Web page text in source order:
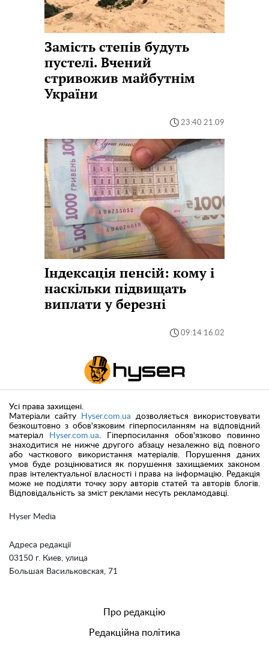
Замість степів будуть
пустелі. Вчений
стривожив майбутнім
України
23:40 21.09
Індексація пенсій: кому і
наскільки підвищать
виплати у березні
09:14 16.02
Hyser Media
Адреса редакції
03150 г. Киев, улица
Большая Васильковская, 71
Усі права захищені.
Матеріали сайту
Hyser.com.ua дозволяється використовувати
безкоштовно з обов'язковим гіперпосиланням на відповідний
матеріал
Hyser.com.ua. Гіперпосилання обов'язково повинно
знаходитися не нижче другого абзацу незалежно від повного
або часткового використання матеріалів. Порушення даних
умов буде розцінюватися як порушення захищаемих законом
прав інтелектуальної власності і права на інформацію. Редакція
може не поділяти точку зору авторів статей та авторів блогів.
Відповідальність за зміст реклами несуть рекламодавці.
Про редакцію
Редакційна політика